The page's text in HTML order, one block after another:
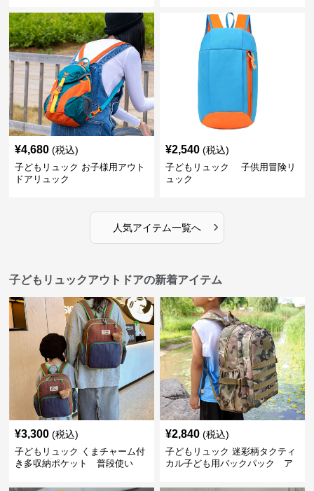
¥4,680 (税込)
子どもリュック お子様用アウト
ドアリュック
¥2,540 (税込)
子どもリュック 子供用冒険リ
ュック
人気アイテム一覧へ ›
子どもリュックアウトドアの新着アイテム
¥3,300 (税込)
子どもリュック くまチャーム付
き多収納ポケット 普段使い
¥2,840 (税込)
子どもリュック 迷彩柄タクティ
カル子ども用バックパック ア